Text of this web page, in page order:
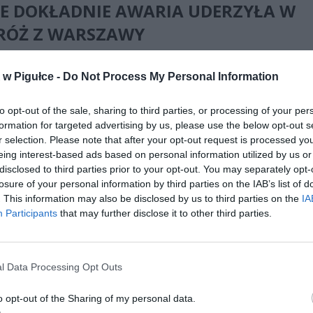
Pigułce - Do Not Process My Personal Information
opt-out of the sale, sharing to third parties, or processing of your
for targeted advertising by us, please use the below opt-out
selection. Please note that after your opt-out request is processed
interest-based ads based on personal information utilized by us
to third parties prior to your opt-out. You may separately
of your personal information by third parties on the IAB’s list of
This information may also be disclosed by us to third parties on the
Participants that may further disclose it to other third parties.
Data Processing Opt Outs
opt-out of the Sharing of my personal data.
DOKŁADNIE AWARIA UDERZYŁA W
Z WARSZAWY
czyli słynnego Berlin-Warszawa-Expressu, oraz pociągów na
Wielkopolski. W szczytowym momencie utrudnień, w piątek i
kursów EIC i IC kursujących z Warszawy Wschodniej do Berlina
przez Kostrzyn, Szczecin Dąbie i Krzyż, z przewidywanym
rzędu 240 minut. Część połączeń odwołano całkowicie na
odcinku, zastępując je autobusami.
ad